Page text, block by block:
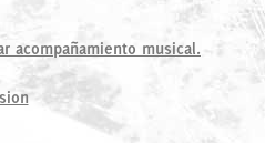
acompañamiento musical.